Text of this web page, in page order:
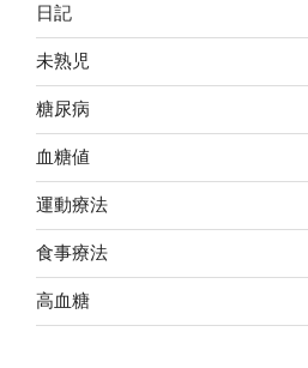
日記
未熟児
糖尿病
血糖値
運動療法
食事療法
高血糖